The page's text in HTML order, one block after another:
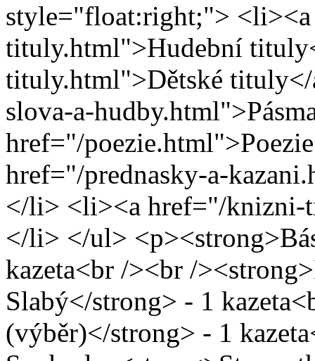
style="float:right;">
tituly.html">Hudební
tituly.html">Dětské
slova-a-
href="/
href="/prednasky-a-
</li> <li><a href="/
</li> </ul>
kazeta<br /><br /
Slabý</strong> - 1
(výběr)</strong> - 1